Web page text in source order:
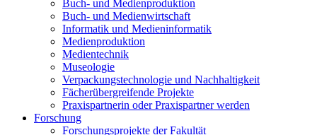
Buch- und Medienproduktion
Buch- und Medienwirtschaft
Informatik und Medieninformatik
Medienproduktion
Medientechnik
Museologie
Verpackungstechnologie und Nachhaltigkeit
Fächerübergreifende Projekte
Praxispartnerin oder Praxispartner werden
Forschung
Forschungsprojekte der Fakultät